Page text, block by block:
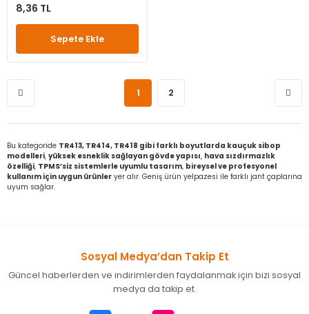
8,36 TL
Sepete Ekle
1 2
Bu kategoride TR413, TR414, TR418 gibi farklı boyutlarda kauçuk sibop
modelleri, yüksek esneklik sağlayan gövde yapısı, hava sızdırmazlık
özelliği, TPMS’siz sistemlerle uyumlu tasarım, bireysel ve profesyonel
kullanım için uygun ürünler yer alır. Geniş ürün yelpazesi ile farklı jant çaplarına
uyum sağlar.
Sosyal Medya’dan Takip Et
Güncel haberlerden ve indirimlerden faydalanmak için bizi sosyal
medya da takip et.